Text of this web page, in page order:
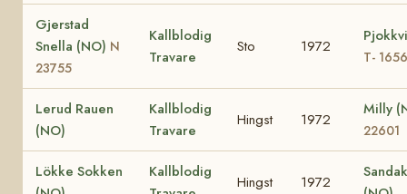
Gjerstad
Snella (NO) N
23755
Kallblodig
Travare
Sto 1972
T- 1656
Lerud Rauen
(NO)
Kallblodig
Travare
Hingst 1972
Milly
22601
Lökke Sokken
Kallblodig
Hingst 1972